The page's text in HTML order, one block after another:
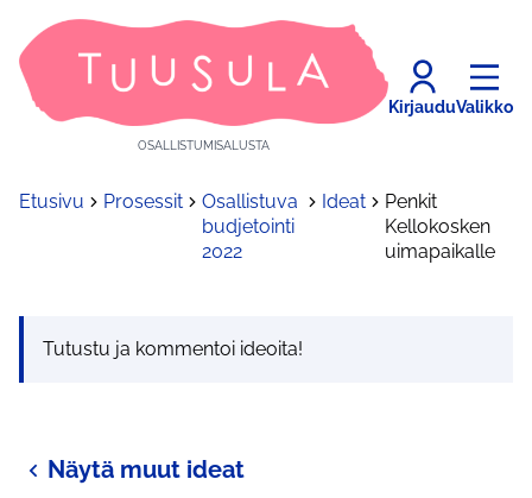
OSALLISTUMISALUSTA
KirjauduValikko
Etusivu Prosessit
Osallistuva
budjetointi
2022
Ideat
Penkit
Kellokosken
uimapaikalle
Tutustu ja kommentoi ideoita!
Näytä muut ideat